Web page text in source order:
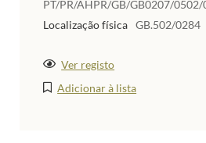
PT/PR/AHPR/GB/GB0207/0502/
Localização física GB.502/0284
Ver registo
Adicionar à lista